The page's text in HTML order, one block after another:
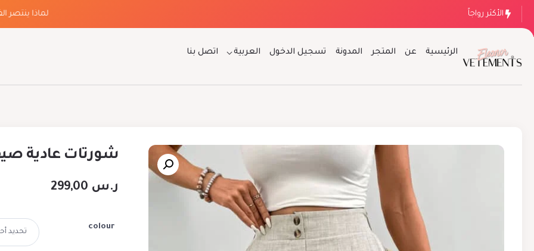
الأكثر رواجاً لماذا ينتصر
الرئيسية عن المتجر المدونة تسجيل الدخول العربية اتصل بنا
شورتات عادية
ر.س
colour